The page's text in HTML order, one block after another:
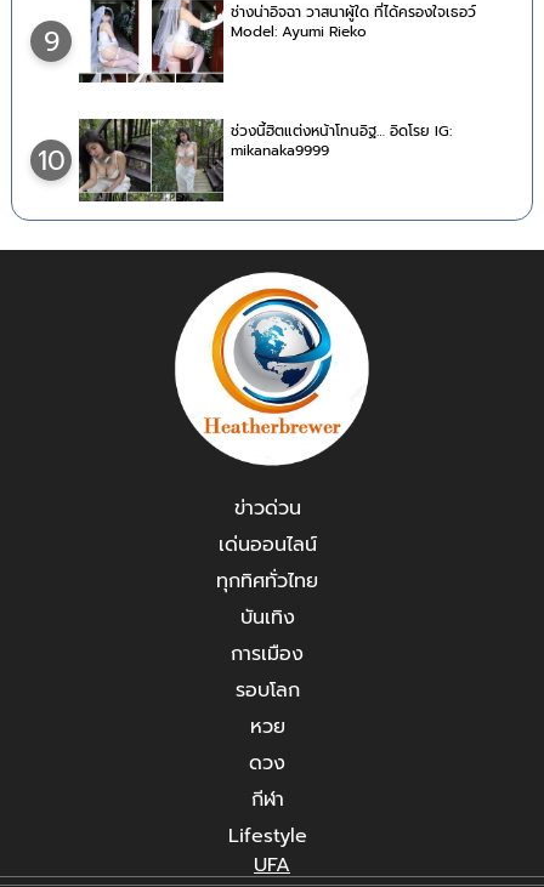
9
ช่างน่าอิจฉา วาสนาผู้ใด ที่ได้ครองใจเธอว์
Model: Ayumi Rieko
10
ช่วงนี้ฮิตแต่งหน้าโทนอิฐ… อิดโรย IG:
mikanaka9999
ข่าวด่วน
เด่นออนไลน์
ทุกทิศทั่วไทย
บันเทิง
การเมือง
รอบโลก
หวย
ดวง
กีฬา
Lifestyle
UFA